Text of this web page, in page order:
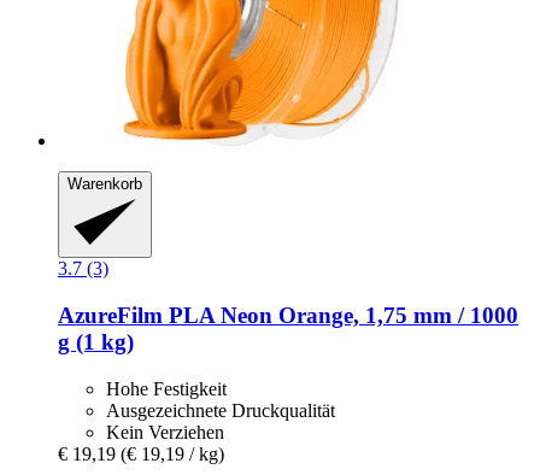
Warenkorb
3.7 (3)
AzureFilm PLA Neon Orange, 1,75 mm / 1000
g (1 kg)
Hohe Festigkeit
Ausgezeichnete Druckqualität
Kein Verziehen
€ 19,19 (€ 19,19 / kg)